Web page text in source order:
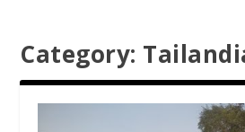
Category: